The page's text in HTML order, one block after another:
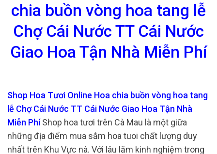
chia buồn vòng hoa tang lễ
Chợ Cái Nước TT Cái Nước
Giao Hoa Tận Nhà Miễn Phí
Shop Hoa Tươi Online Hoa chia buồn vòng hoa tang
lễ Chợ Cái Nước TT Cái Nước Giao Hoa Tận Nhà
Miễn PhíShop hoa tươi trên Cà Mau là một giữa
những địa điểm mua sắm hoa tuoi chất lượng duy
nhất trên Khu Vực nà. Với lâu lăm kinh nghiệm trong